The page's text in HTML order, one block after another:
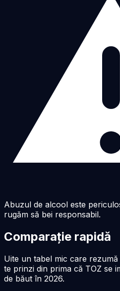
Abuzul de alcool este
rugăm să bei responsabil.
Comparație rapidă
Uite un tabel mic care
te prinzi din prima că TOZ se
de băut în 2026.